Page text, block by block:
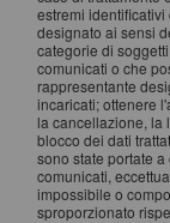
estremi
designato ai sensi
categorie di
comunicati o che
rappresentante
incaricati; ottenere
la cancellazione, la
blocco dei dati
sono state portate
comunicati,
impossibile o
sproporzionato